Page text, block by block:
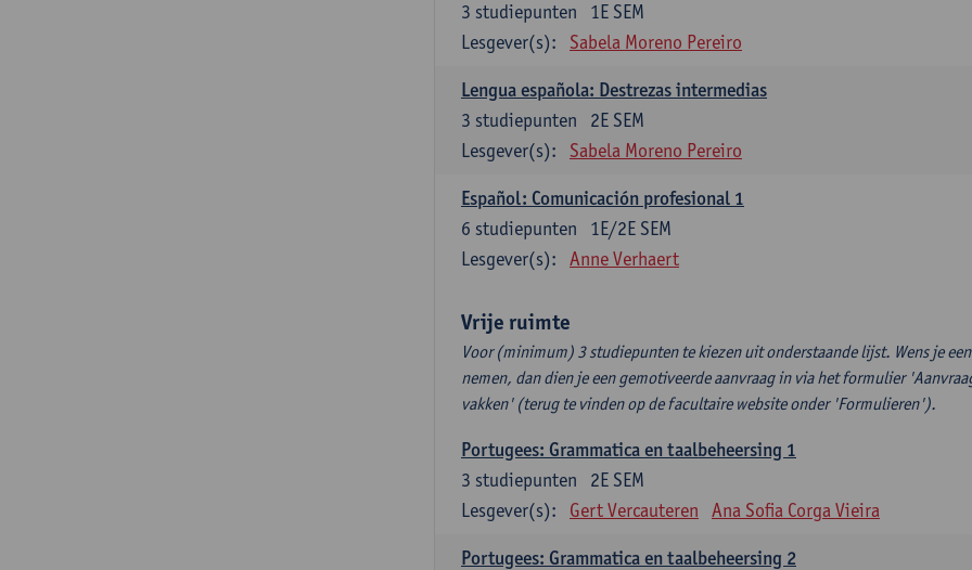
1E SEM
3 studiepunten
Lesgever(s):
Sabela Moreno Pereiro
Lengua española: Destrezas intermedias
2E SEM
3 studiepunten
Lesgever(s):
Sabela Moreno Pereiro
Español: Comunicación profesional 1
1E/2E SEM
6 studiepunten
Lesgever(s):
Anne Verhaert
Vrije ruimte
Voor (minimum) 3 studiepunten te kiezen uit onderstaande lijst. Wens je
nemen, dan dien je een gemotiveerde aanvraag in via het formulier
vakken' (terug te vinden op de facultaire website onder 'Formulieren').
Portugees: Grammatica en taalbeheersing 1
2E SEM
3 studiepunten
Lesgever(s):
Gert Vercauteren Ana Sofia Corga Vieira
Portugees: Grammatica en taalbeheersing 2